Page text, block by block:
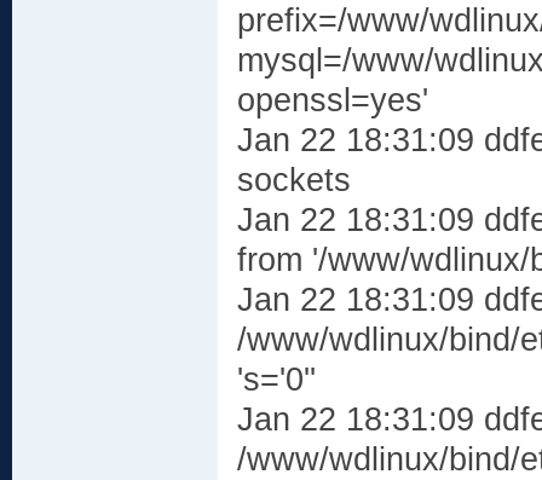
prefix=/www/
mysql=/www/
openssl=yes'
Jan 22 18:31:09
sockets
Jan 22 18:31:09
from '/www/
Jan 22 18:31:09
/www/wdlinux/bind/
's='0''
Jan 22 18:31:09
/www/wdlinux/bind/